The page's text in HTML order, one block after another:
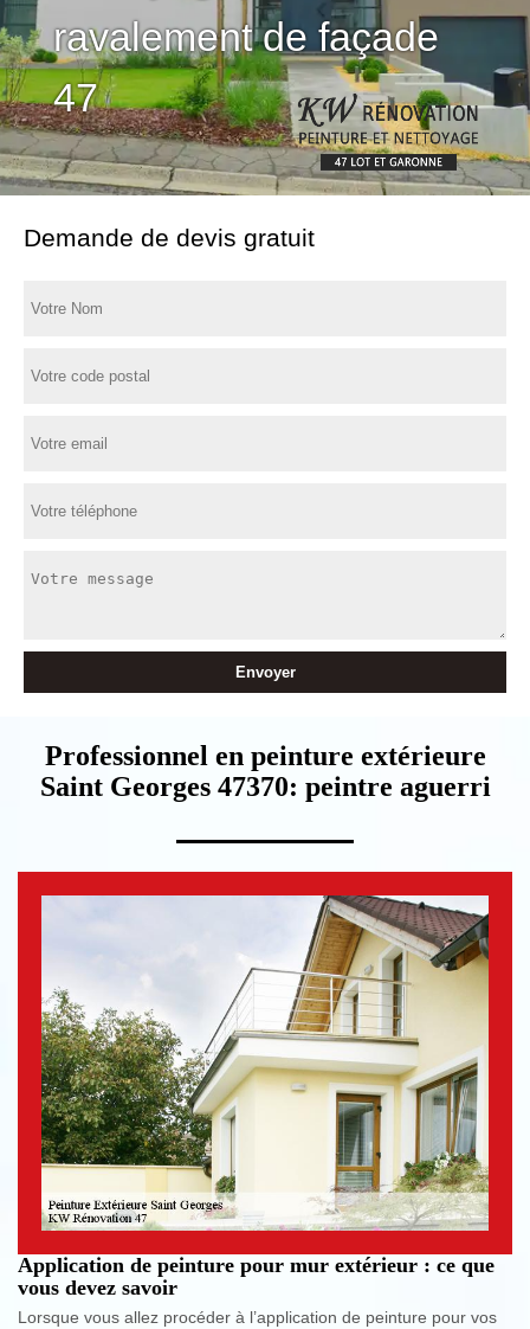
ravalement de façade
47
Demande de devis gratuit
Professionnel en peinture extérieure
Saint Georges 47370: peintre aguerri
Application de peinture pour mur extérieur : ce que
vous devez savoir
Lorsque vous allez procéder à l’application de peinture pour vos